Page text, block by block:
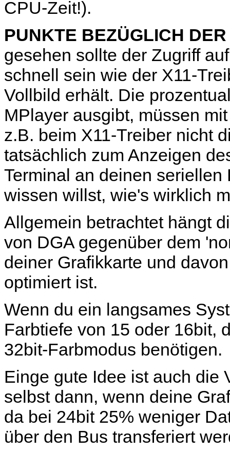
CPU-Zeit!).
PUNKTE BEZÜGLICH
gesehen sollte der Zugriff
schnell sein wie der X11-
Vollbild erhält. Die
MPlayer ausgibt, müssen
z.B. beim X11-Treiber nicht
tatsächlich zum Anzeigen
Terminal an deinen
wissen willst, wie's wirklich
Allgemein betrachtet hängt
von DGA gegenüber dem
deiner Grafikkarte und
optimiert ist.
Wenn du ein langsames
Farbtiefe von 15 oder 16bit,
32bit-Farbmodus benötigen.
Einge gute Idee ist auch die
selbst dann, wenn deine
da bei 24bit 25% weniger
über den Bus transferiert